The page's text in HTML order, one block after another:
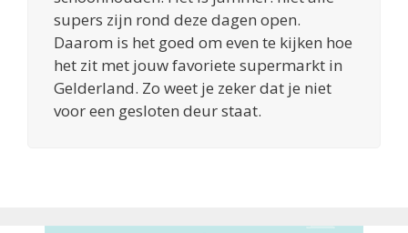
supers zijn rond deze dagen open.
Daarom is het goed om even te kijken hoe
het zit met jouw favoriete supermarkt in
Gelderland. Zo weet je zeker dat je niet
voor een gesloten deur staat.